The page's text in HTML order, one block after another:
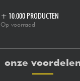
+ 10.000 PRODUCTEN
Op voorraad
onze